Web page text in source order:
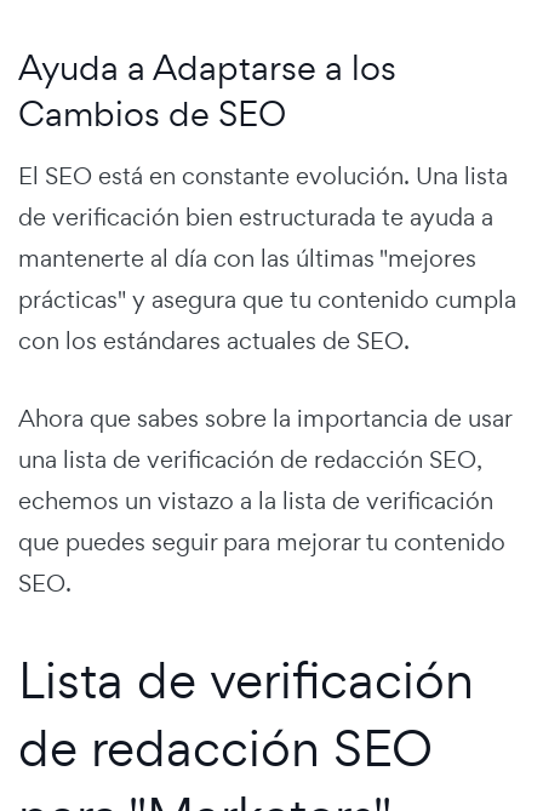
Ayuda a Adaptarse a los
Cambios de SEO
El SEO está en constante evolución. Una lista
de verificación bien estructurada te ayuda a
mantenerte al día con las últimas "mejores
prácticas" y asegura que tu contenido cumpla
con los estándares actuales de SEO.
Ahora que sabes sobre la importancia de usar
una lista de verificación de redacción SEO,
echemos un vistazo a la lista de verificación
que puedes seguir para mejorar tu contenido
SEO.
Lista de verificación
de redacción SEO